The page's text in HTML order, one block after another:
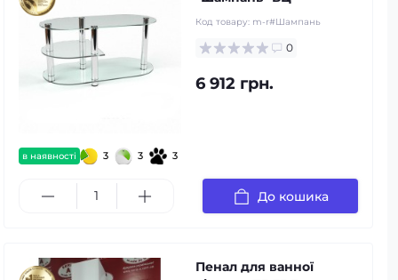
в наявності 3 3 3
Код товару: m-r#Шампань
0
6 912 грн.
До кошика
Пенал для ванної